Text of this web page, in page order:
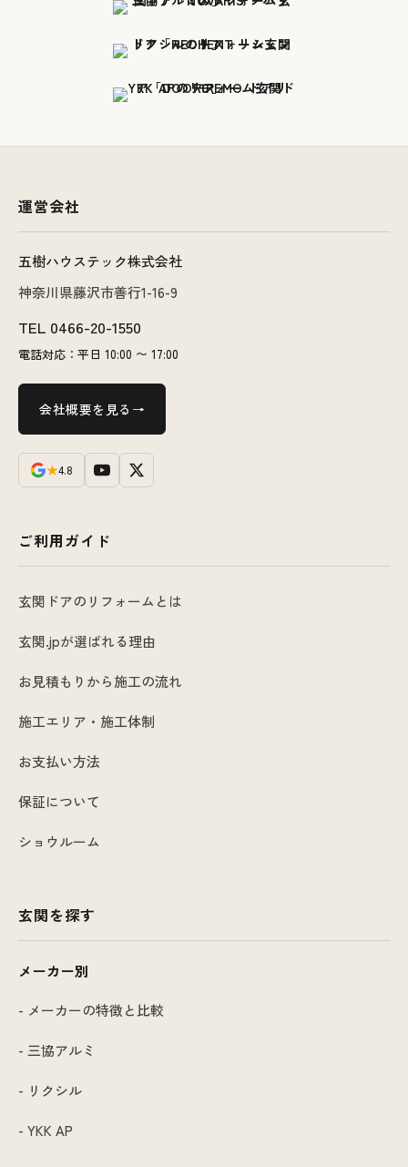
運営会社
五樹ハウステック株式会社
神奈川県藤沢市善行1-16-9
TEL 0466-20-1550
電話対応：平日 10:00 〜 17:00
会社概要を見る
★4.8
ご利用ガイド
玄関ドアのリフォームとは
玄関.jpが選ばれる理由
お見積もりから施工の流れ
施工エリア・施工体制
お支払い方法
保証について
ショウルーム
玄関を探す
メーカー別
- メーカーの特徴と比較
- 三協アルミ
- リクシル
- YKK AP